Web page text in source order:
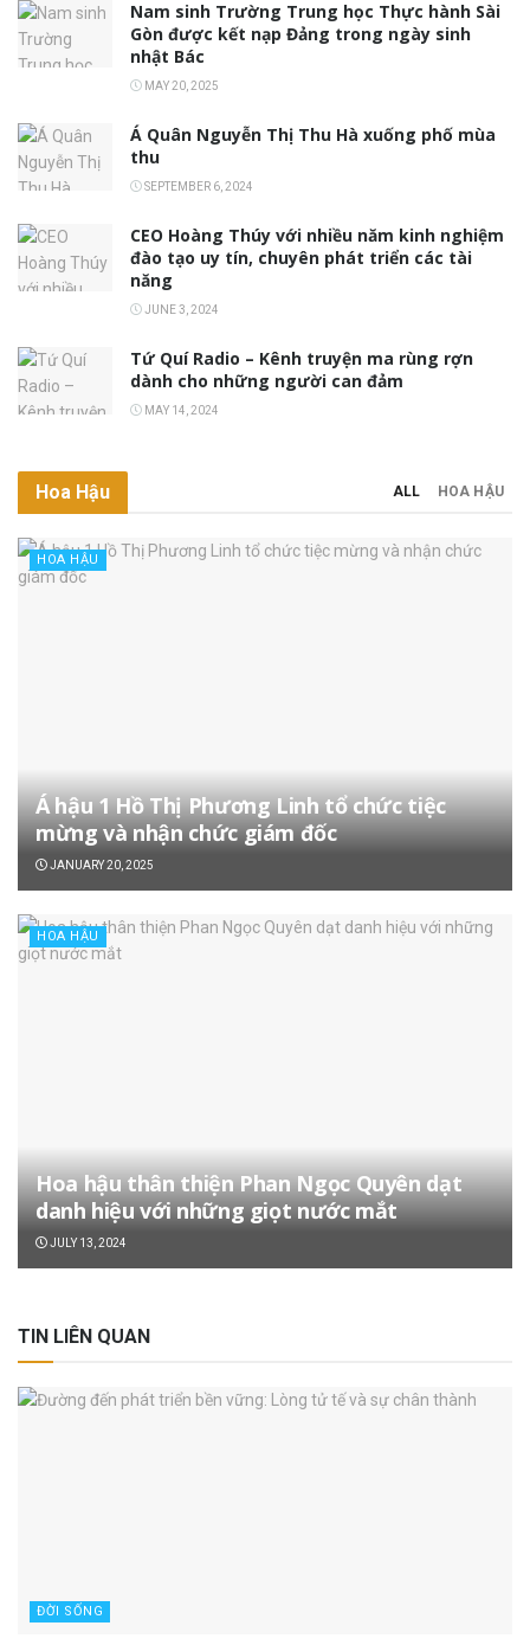
Nam sinh Trường Trung học Thực hành Sài
Gòn được kết nạp Đảng trong ngày sinh
nhật Bác
MAY 20, 2025
Á Quân Nguyễn Thị Thu Hà xuống phố mùa
thu
SEPTEMBER 6, 2024
CEO Hoàng Thúy với nhiều năm kinh nghiệm
đào tạo uy tín, chuyên phát triển các tài
năng
JUNE 3, 2024
Tứ Quí Radio – Kênh truyện ma rùng rợn
dành cho những người can đảm
MAY 14, 2024
Hoa Hậu ALL HOA HẬU
HOA HẬU
Á hậu 1 Hồ Thị Phương Linh tổ chức tiệc
mừng và nhận chức giám đốc
JANUARY 20, 2025
HOA HẬU
Hoa hậu thân thiện Phan Ngọc Quyên dạt
danh hiệu với những giọt nước mắt
JULY 13, 2024
TIN LIÊN QUAN
ĐỜI SỐNG